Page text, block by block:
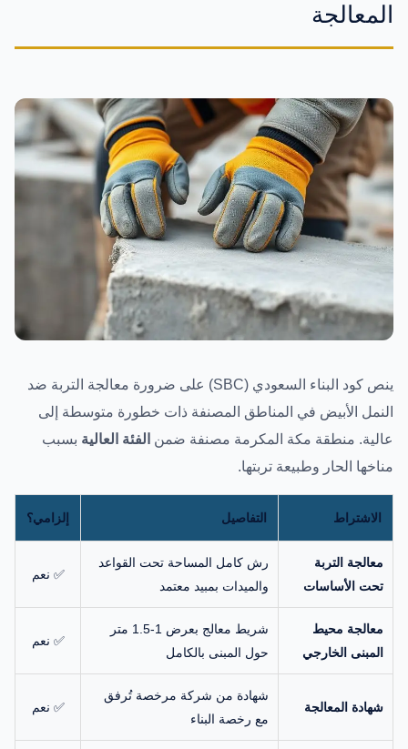
المعالجة
ينص كود البناء السعودي (SBC) على ضرورة معالجة التربة ضد
النمل الأبيض في المناطق المصنفة ذات خطورة متوسطة إلى
عالية. منطقة مكة المكرمة مصنفة ضمن الفئة العالية بسبب
مناخها الحار وطبيعة تربتها.
الاشتراط التفاصيل إلزامي؟
معالجة التربة
تحت الأساسات
رش كامل المساحة تحت القواعد
والميدات بمبيد معتمد
✅ نعم
معالجة محيط
المبنى الخارجي
شريط معالج بعرض 1-1.5 متر
حول المبنى بالكامل
✅ نعم
شهادة المعالجة
شهادة من شركة مرخصة تُرفق
مع رخصة البناء
✅ نعم